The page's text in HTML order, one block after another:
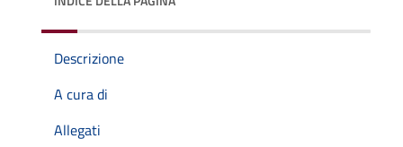
Descrizione
A cura di
Allegati